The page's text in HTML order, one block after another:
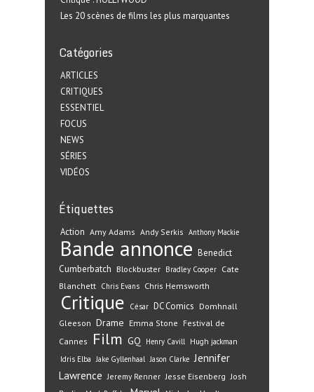
Les 20 scènes de films les plus marquantes
Catégories
ARTICLES
CRITIQUES
ESSENTIEL
FOCUS
NEWS
SÉRIES
VIDÉOS
Étiquettes
Action Amy Adams Andy Serkis Anthony Mackie
Bande annonce Benedict
Cumberbatch Blockbuster Bradley Cooper Cate
Blanchett Chris Evans Chris Hemsworth
Critique César DC Comics Domhnall
Gleeson Drame Emma Stone Festival de
Cannes
Film GQ Henry Cavill Hugh jackman
Idris Elba Jake Gyllenhaal Jason Clarke Jennifer
Lawrence Jeremy Renner Jesse Eisenberg Josh